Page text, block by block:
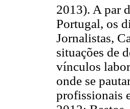
2013). A par
Portugal, os
Jornalistas,
situações de
vínculos
onde se
profissionais